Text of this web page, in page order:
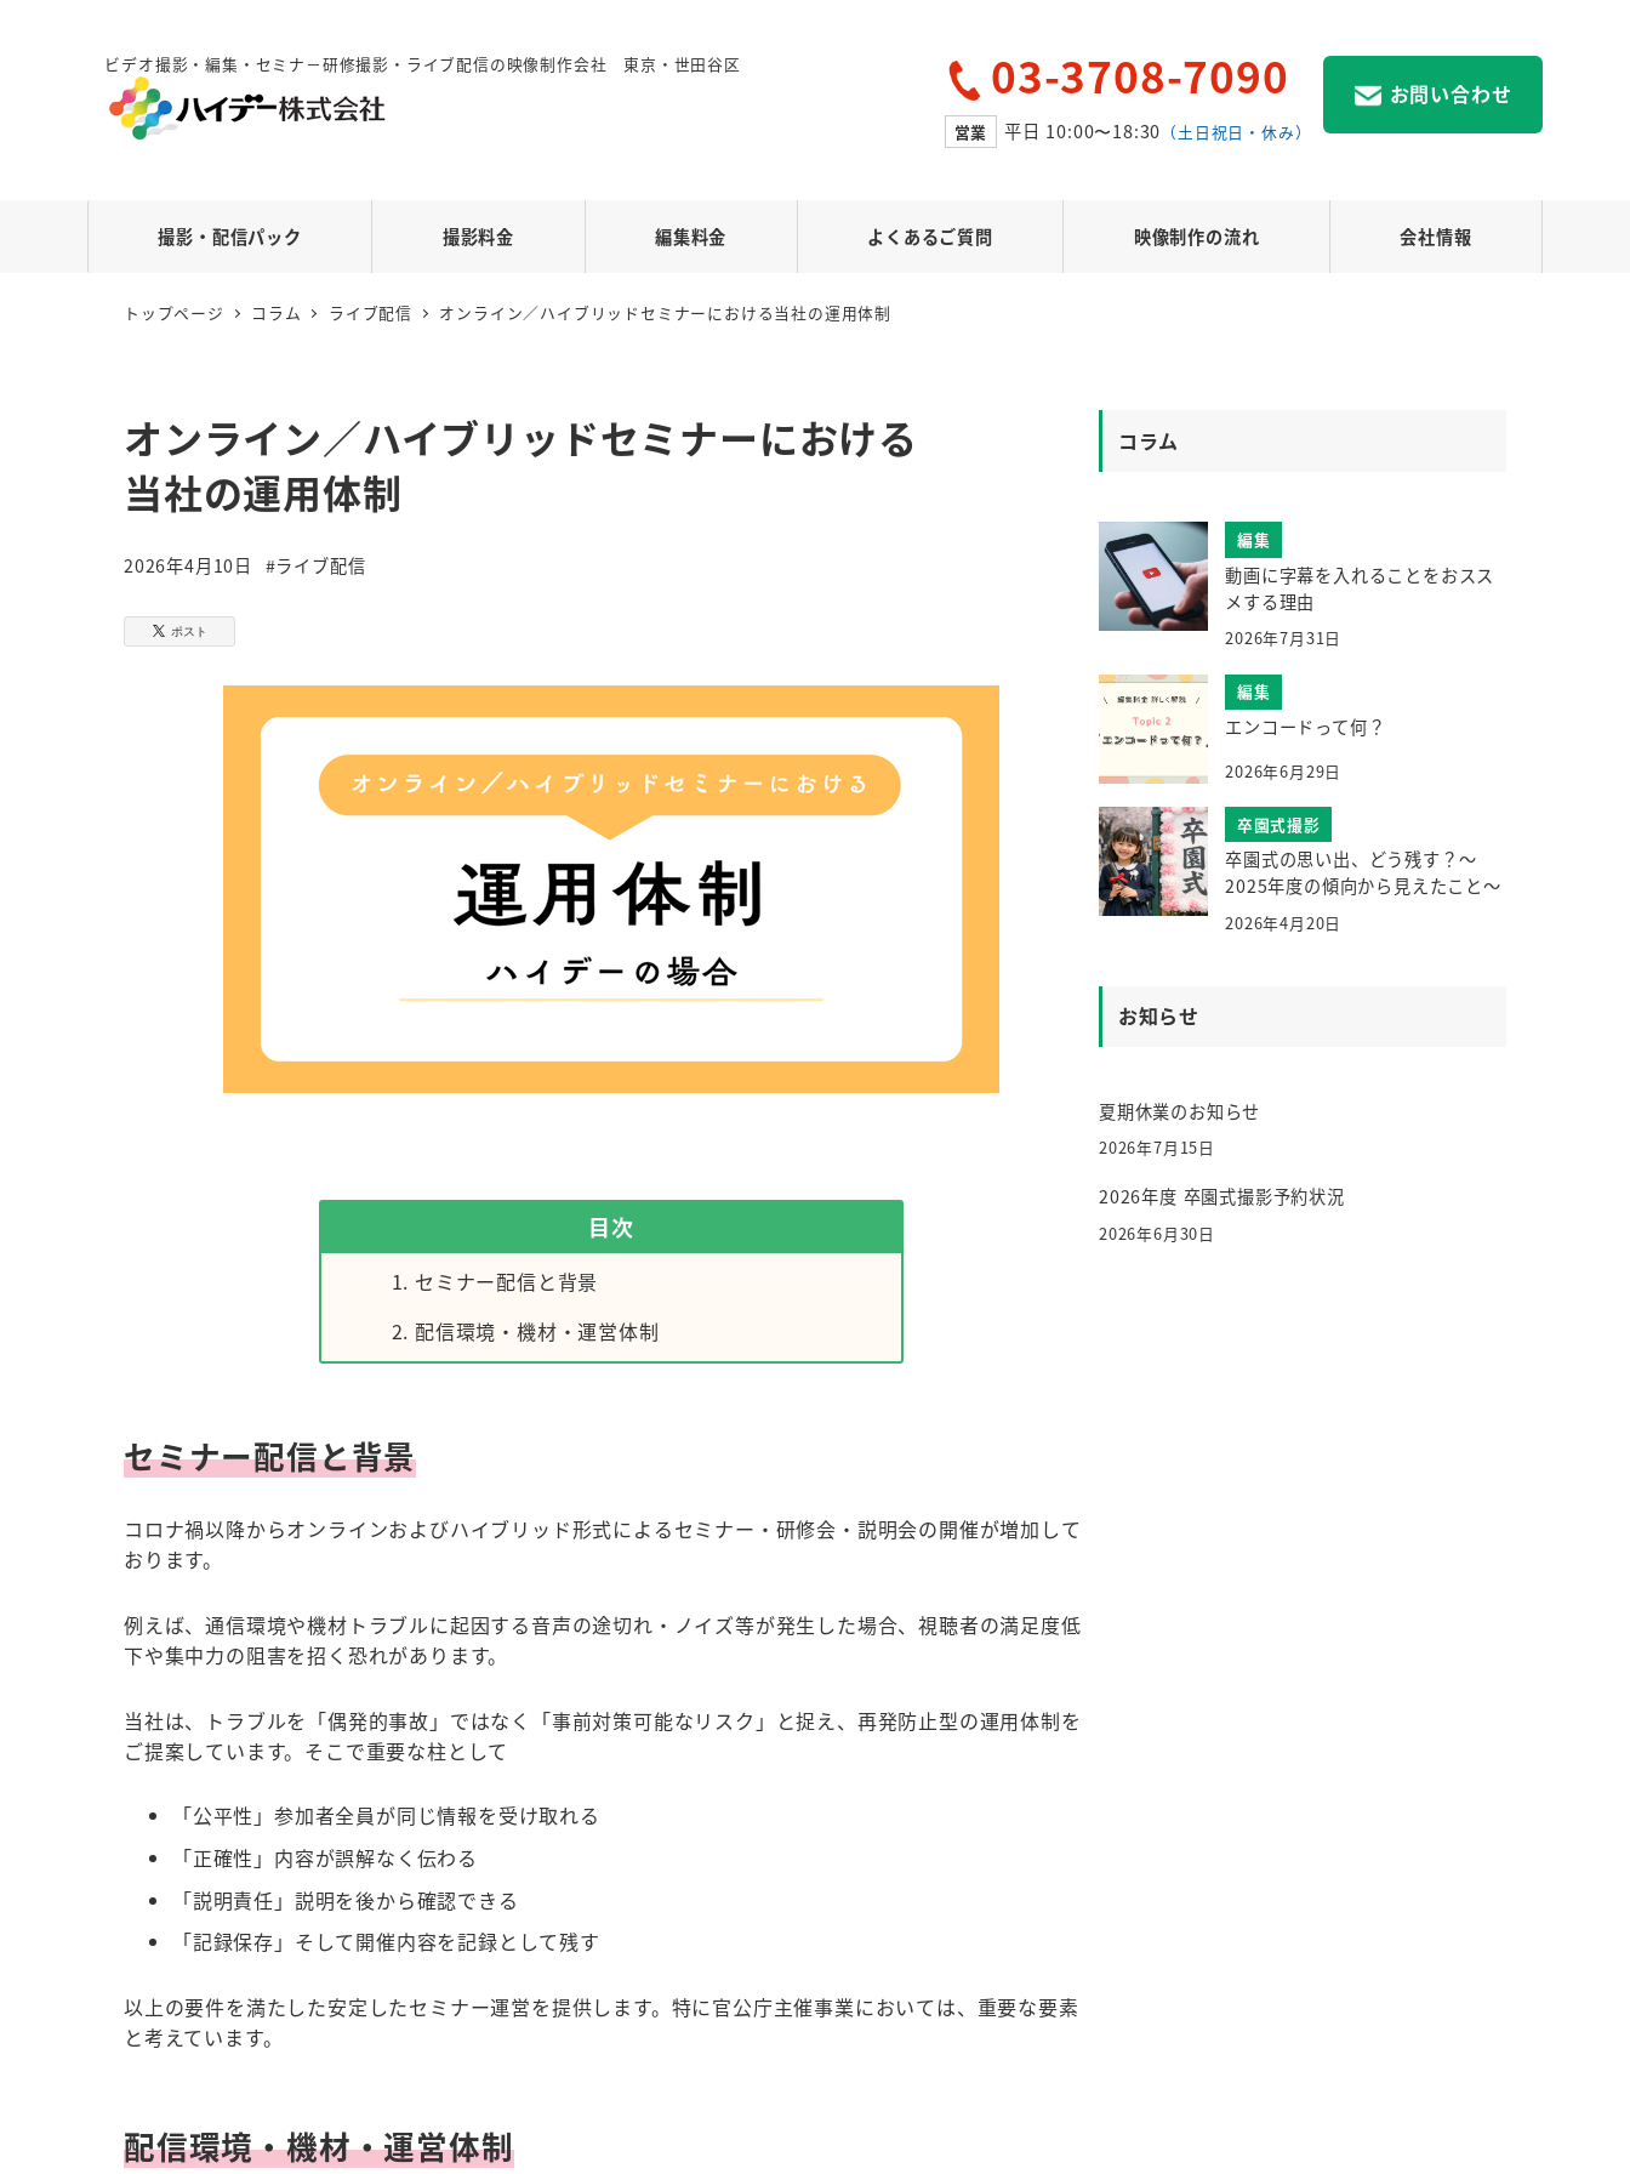
ビデオ撮影・編集・セミナ－研修撮影・ライブ配信の映像制作会社 東京・世田谷区 03-3708-7090
営業 平日 10:00〜18:30 （土日祝日・休み）
お問い合わせ
撮影・配信パック 撮影料金 編集料金 よくあるご質問 映像制作の流れ 会社情報
トップページ コラム ライブ配信 オンライン／ハイブリッドセミナーにおける当社の運用体制
オンライン／ハイブリッドセミナーにおける
当社の運用体制
投稿日
2026年4月10日 カテゴリー
#ライブ配信
ポスト
目次
セミナー配信と背景
配信環境・機材・運営体制
セミナー配信と背景
コロナ禍以降からオンラインおよびハイブリッド形式によるセミナー・研修会・説明会の開催が増加して
おります。
例えば、通信環境や機材トラブルに起因する音声の途切れ・ノイズ等が発生した場合、視聴者の満足度低
下や集中力の阻害を招く恐れがあります。
当社は、トラブルを「偶発的事故」ではなく「事前対策可能なリスク」と捉え、再発防止型の運用体制を
ご提案しています。そこで重要な柱として
「公平性」参加者全員が同じ情報を受け取れる
「正確性」内容が誤解なく伝わる
「説明責任」説明を後から確認できる
「記録保存」そして開催内容を記録として残す
以上の要件を満たした安定したセミナー運営を提供します。特に官公庁主催事業においては、重要な要素
と考えています。
配信環境・機材・運営体制
コラム
編集
動画に字幕を入れることをおスス
メする理由
2026年7月31日
編集
エンコードって何？
2026年6月29日
卒園式撮影
卒園式の思い出、どう残す？～
2025年度の傾向から見えたこと～
2026年4月20日
お知らせ
夏期休業のお知らせ
2026年7月15日
2026年度 卒園式撮影予約状況
2026年6月30日